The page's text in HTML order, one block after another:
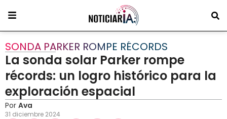
SONDA PARKER ROMPE RÉCORDS
La sonda solar Parker rompe
récords: un logro histórico para la
exploración espacial
Por Ava
31 diciembre 2024